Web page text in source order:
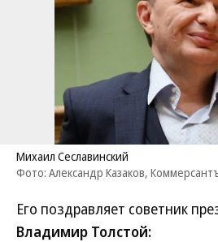
Михаил Сеславинский
Фото: Александр Казаков,
Его поздравляет советник
Владимир Толстой: